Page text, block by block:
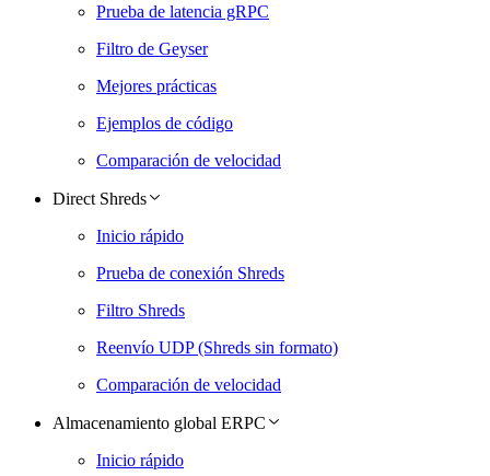
Prueba de latencia gRPC
Filtro de Geyser
Mejores prácticas
Ejemplos de código
Comparación de velocidad
Direct Shreds
Inicio rápido
Prueba de conexión Shreds
Filtro Shreds
Reenvío UDP (Shreds sin formato)
Comparación de velocidad
Almacenamiento global ERPC
Inicio rápido